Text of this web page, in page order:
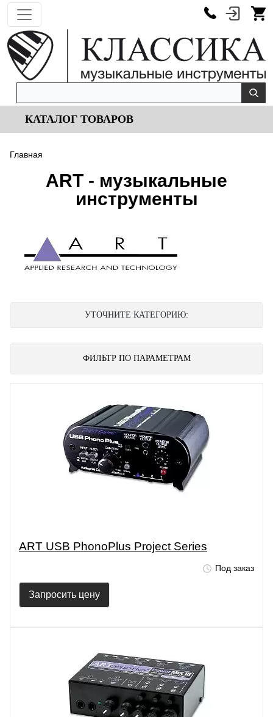
КАТАЛОГ ТОВАРОВ
Главная
ART - музыкальные
инструменты
УТОЧНИТЕ КАТЕГОРИЮ:
ФИЛЬТР ПО ПАРАМЕТРАМ
ART USB PhonoPlus Project Series
Под заказ
Запросить цену